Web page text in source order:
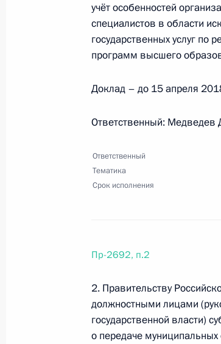
Перечень поручений по
физической культуры и
21 октября 2017 года,
Перечень поручений по
Перечень поручений по
18 октября 2017 года, 16:00
учёт особенностей
специалистов в области
государственных услуг по
программ высшего
Доклад – до 15 апреля
Ответственный: Медведев
Ответственный
Тематика
Срок исполнения
Пр-2692, п.2
2. Правительству
должностными лицами
государственной власти)
о передаче